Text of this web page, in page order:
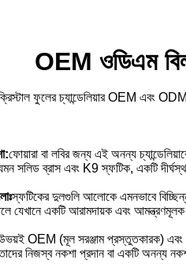
OEM ওডিএম
ফুলের চ্যান্ডেলিয়ার OEM এবং
ফোয়ারা বা লবির জন্য এই অনন্য
সলিড ব্রাস এবং K9 স্ফটিক, একটি
স্ফটিকের দুলগুলি আলোকে এমনভাবে
যেখানে একটি আরামদায়ক এবং
OEM (মূল সরঞ্জাম প্রস্তুতকারক) এবং
নিজস্ব নকশা প্রদান বা একটি অনন্য